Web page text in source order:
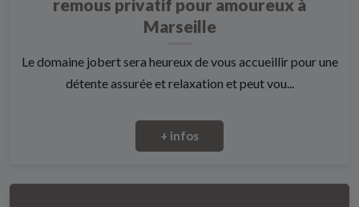
remous privatif pour amoureux à
Marseille
Le domaine jobert sera heureux de vous accueillir pour une
détente assurée et relaxation et peut vou...
+ infos